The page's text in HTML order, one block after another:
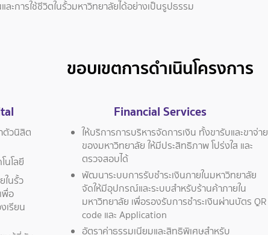
ะการใช้ชีวิตในรั้วมหาวิทยาลัยได้อย่างเป็นรูปธรรม
ขอบเขตการดำเนินโครงการ
ตัวนิสิต
โลยี
ในรั้ว
พื่อ
เรียน
Financial Services
ให้บริการการบริหารจัดการเงิน ทั้งขารับและขาจ่าย
ของมหาวิทยาลัย ให้มีประสิทธิภาพ โปร่งใส และ
ตรวจสอบได้
พัฒนาระบบการรับชำระเงินภายในมหาวิทยาลัย
จัดให้มีอุปกรณ์และระบบสำหรับร้านค้าภายใน
มหาวิทยาลัย เพื่อรองรับการชำระเงินผ่านบัตร QR
code และ Application
อัตราค่าธรรมเนียมและสิทธิพิเศษสำหรับ